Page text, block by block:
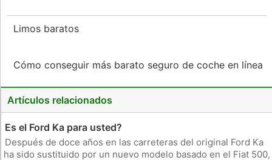
Limos baratos
Cómo conseguir más barato seguro de coche en línea
Artículos relacionados
Es el Ford Ka para usted?
Después de doce años en las carreteras del original Ford Ka
ha sido sustituido por un nuevo modelo basado en el Fiat 500,